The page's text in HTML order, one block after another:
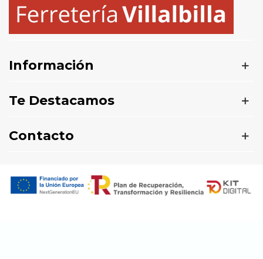
Información
Te Destacamos
Contacto